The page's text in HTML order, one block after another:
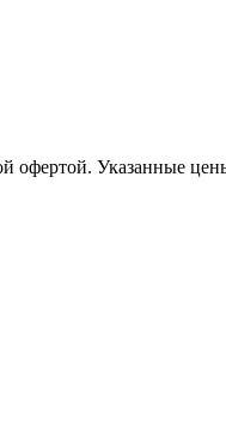
офертой. Указанные